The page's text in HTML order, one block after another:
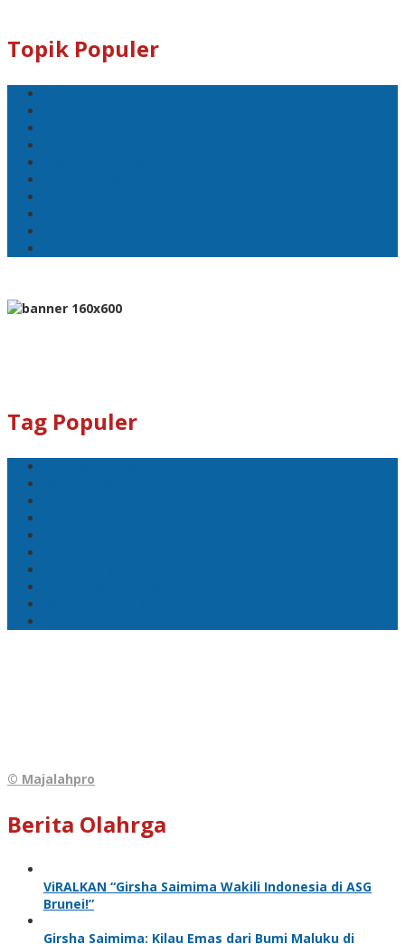
Topik Populer
Tag Populer
© Majalahpro
Berita Olahrga
ViRALKAN “Girsha Saimima Wakili Indonesia di ASG
Brunei!”
Girsha Saimima: Kilau Emas dari Bumi Maluku di